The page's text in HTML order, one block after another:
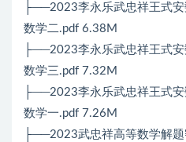
├──2023李永乐武忠祥王式
数学二.pdf 6.38M
├──2023李永乐武忠祥王式
数学三.pdf 7.32M
├──2023李永乐武忠祥王式
数学一.pdf 7.26M
├──2023武忠祥高等数学解